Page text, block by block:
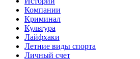
Компании
Криминал
Культура
Лайфхаки
Летние виды спорта
Личный счет